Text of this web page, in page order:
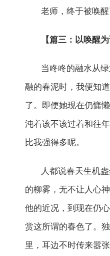
老师，终于被唤醒
【篇三：以唤醒
当咚咚的融水从
融的春泥时，我便知
了。即便她现在仍慵
沌着该不该过着和往
比我强得多呢。
人都说春天生机
的柳雾，无不让人心
他的近况，到现在仍
赏这所谓的春色了。
里，耳边不时传来嚣